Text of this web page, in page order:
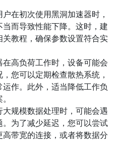
户在初次使用黑洞加速器时，
而导致性能下降。这时，建
教程，确保参数设置符合实
在高负荷工作时，设备可能会
您可以定期检查散热系统，
作。此外，适当降低工作负
大规模数据处理时，可能会遇
为了减少延迟，您可以尝试
带宽的连接，或者将数据分